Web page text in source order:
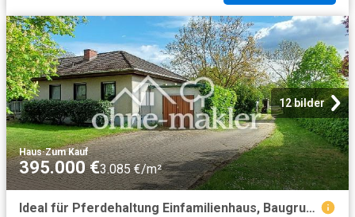
12 bilder
Haus·Zum Kauf
395.000 €3.085 €/m²
Ideal für Pferdehaltung Einfamilienhaus, Baugrundstück, Stall und Hausweide / Resthof